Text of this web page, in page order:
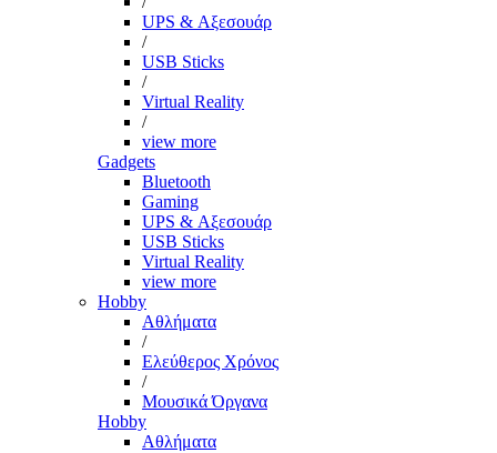
UPS & Αξεσουάρ
/
USB Sticks
/
Virtual Reality
/
view more
Gadgets
Bluetooth
Gaming
UPS & Αξεσουάρ
USB Sticks
Virtual Reality
view more
Hobby
Αθλήματα
/
Ελεύθερος Χρόνος
/
Μουσικά Όργανα
Hobby
Αθλήματα